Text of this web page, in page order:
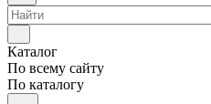
Каталог
По всему сайту
По каталогу